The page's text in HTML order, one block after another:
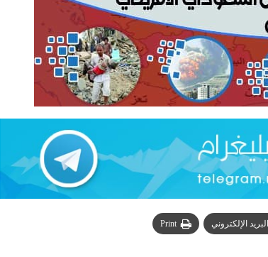
البريد الإلكتروني Print